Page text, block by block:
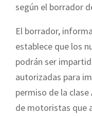
según el borrador
El borrador,
establece que los
podrán ser
autorizadas para
permiso de la
de motoristas que